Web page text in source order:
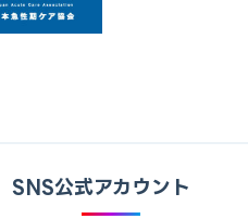
SNS公式アカウント